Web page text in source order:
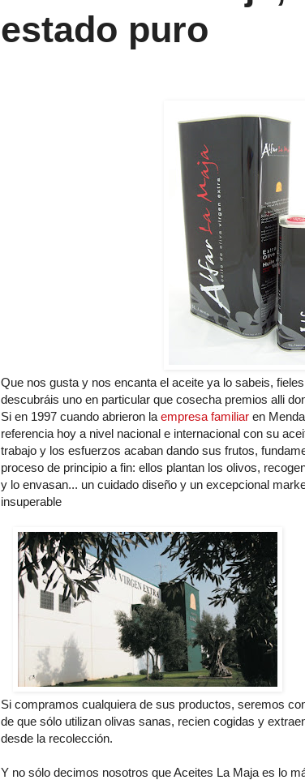
estado puro
Que nos gusta y nos encanta el aceite ya lo sabeis,
descubráis uno en particular que cosecha premios alli
Si en 1997 cuando abrieron la empresa familiar en
referencia hoy a nivel nacional e internacional con su
trabajo y los esfuerzos acaban dando sus frutos,
proceso de principio a fin: ellos plantan los olivos,
y lo envasan... un cuidado diseño y un excepcional
insuperable
Si compramos cualquiera de sus productos, seremos
de que sólo utilizan olivas sanas, recien cogidas y
desde la recolección.
Y no sólo decimos nosotros que Aceites La Maja es lo